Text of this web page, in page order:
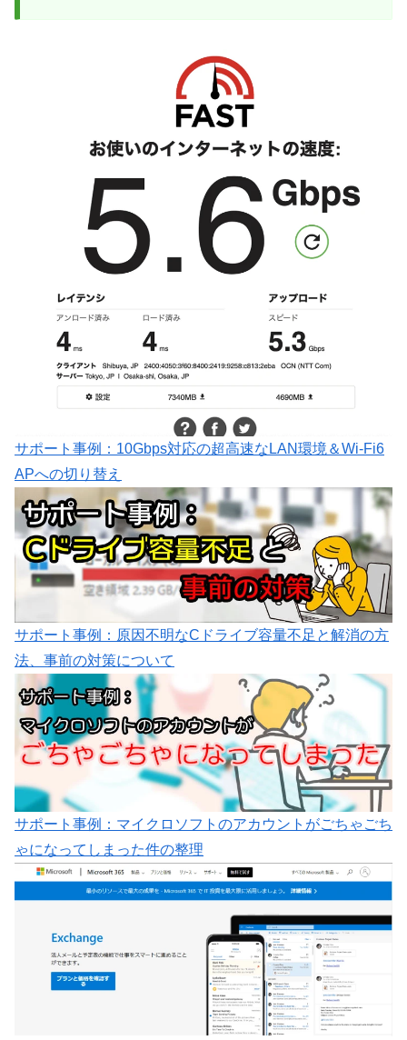
サポート事例：10Gbps対応の超高速なLAN環境＆Wi-Fi6
APへの切り替え
サポート事例：原因不明なCドライブ容量不足と解消の方
法、事前の対策について
サポート事例：マイクロソフトのアカウントがごちゃごち
ゃになってしまった件の整理